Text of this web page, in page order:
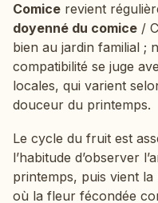
Comice revient
doyenné du comice /
bien au jardin familial ;
compatibilité se juge
locales, qui varient
douceur du printemps.
Le cycle du fruit est
l’habitude d’observer
printemps, puis vient
où la fleur fécondée